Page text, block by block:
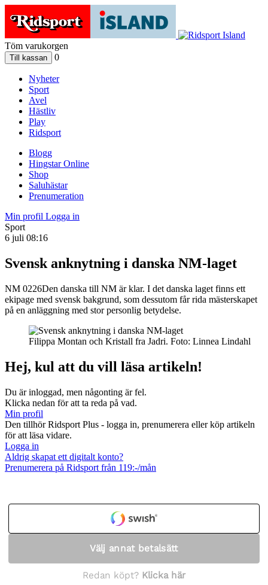
Töm varukorgen
0
Nyheter
Sport
Avel
Hästliv
Play
Ridsport
Blogg
Hingstar Online
Shop
Saluhästar
Prenumeration
Min profil Logga in
Sport
6 juli 08:16
Svensk anknytning i danska NM-laget
NM 0226Den danska till NM är klar. I det danska laget finns ett
ekipage med svensk bakgrund, som dessutom får rida mästerskapet
på en anläggning med stor personlig betydelse.
Filippa Montan och Kristall fra Jadri. Foto: Linnea Lindahl
Hej, kul att du vill läsa artikeln!
Du är inloggad, men någonting är fel.
Klicka nedan för att ta reda på vad.
Min profil
Den tillhör Ridsport Plus - logga in, prenumerera eller köp artikeln
för att läsa vidare.
Logga in
Aldrig skapat ett digitalt konto?
Prenumerera på Ridsport från 119:-/mån